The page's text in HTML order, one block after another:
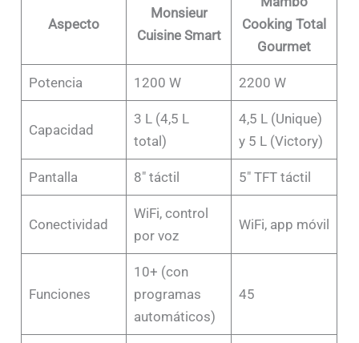
Aspecto
Monsieur
Cuisine Smart
Cooking Total
Gourmet
Potencia 1200 W 2200 W
Capacidad
3 L (4,5 L
total)
4,5 L (Unique)
y 5 L (Victory)
Pantalla 8″ táctil 5″ TFT táctil
Conectividad
WiFi, control
por voz
WiFi, app móvil
Funciones
10+ (con
programas
automáticos)
45